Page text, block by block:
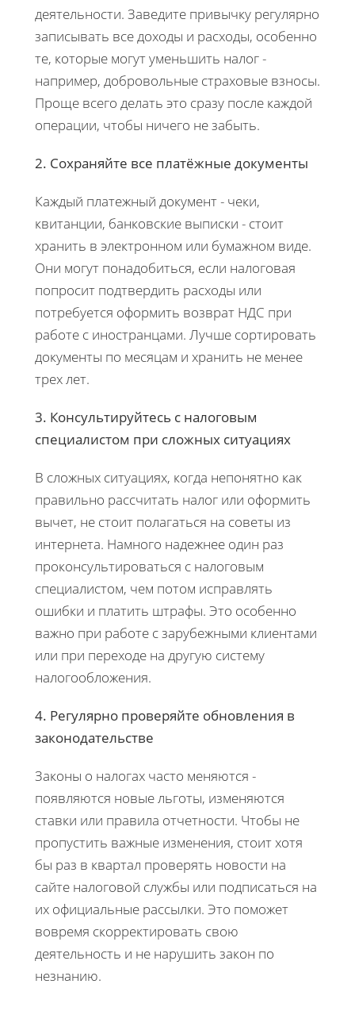
деятельности. Заведите привычку регулярно
записывать все доходы и расходы, особенно
те, которые могут уменьшить налог -
например, добровольные страховые взносы.
Проще всего делать это сразу после каждой
операции, чтобы ничего не забыть.
2. Сохраняйте все платёжные документы
Каждый платежный документ - чеки,
квитанции, банковские выписки - стоит
хранить в электронном или бумажном виде.
Они могут понадобиться, если налоговая
попросит подтвердить расходы или
потребуется оформить возврат НДС при
работе с иностранцами. Лучше сортировать
документы по месяцам и хранить не менее
трех лет.
3. Консультируйтесь с налоговым
специалистом при сложных ситуациях
В сложных ситуациях, когда непонятно как
правильно рассчитать налог или оформить
вычет, не стоит полагаться на советы из
интернета. Намного надежнее один раз
проконсультироваться с налоговым
специалистом, чем потом исправлять
ошибки и платить штрафы. Это особенно
важно при работе с зарубежными клиентами
или при переходе на другую систему
налогообложения.
4. Регулярно проверяйте обновления в
законодательстве
Законы о налогах часто меняются -
появляются новые льготы, изменяются
ставки или правила отчетности. Чтобы не
пропустить важные изменения, стоит хотя
бы раз в квартал проверять новости на
сайте налоговой службы или подписаться на
их официальные рассылки. Это поможет
вовремя скорректировать свою
деятельность и не нарушить закон по
незнанию.